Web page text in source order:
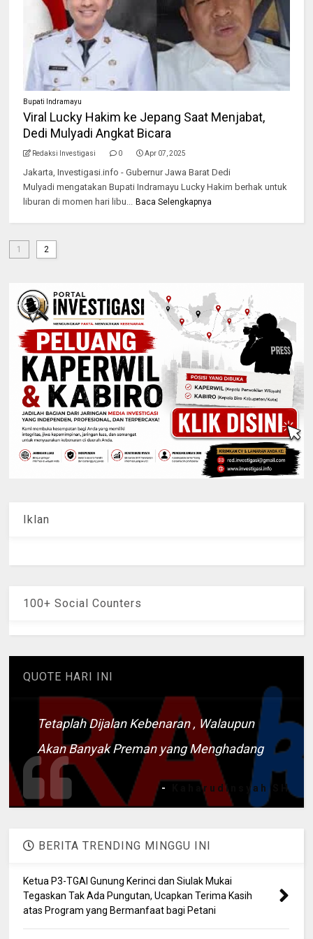
Bupati Indramayu
Viral Lucky Hakim ke Jepang Saat Menjabat,
Dedi Mulyadi Angkat Bicara
Redaksi Investigasi 0 Apr 07, 2025
Jakarta, Investigasi.info - Gubernur Jawa Barat Dedi
Mulyadi mengatakan Bupati Indramayu Lucky Hakim berhak untuk
liburan di momen hari libu...
Baca Selengkapnya
1 2
Iklan
100+ Social Counters
QUOTE HARI INI
Tetaplah Dijalan Kebenaran , Walaupun
Akan Banyak Preman yang Menghadang
- Kaharudinsyah SH
BERITA TRENDING MINGGU INI
Ketua P3-TGAI Gunung Kerinci dan Siulak Mukai
Tegaskan Tak Ada Pungutan, Ucapkan Terima Kasih
atas Program yang Bermanfaat bagi Petani